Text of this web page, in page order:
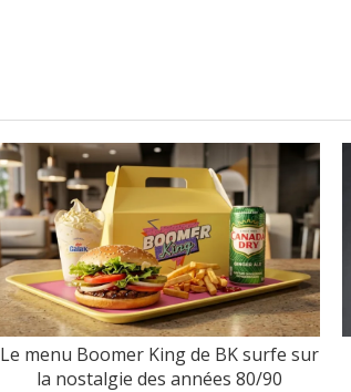
Le menu Boomer King de BK surfe sur
la nostalgie des années 80/90